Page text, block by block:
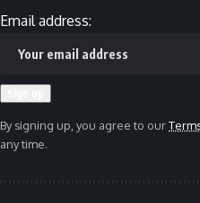
Email address:
By signing up, you agree to our
any time.